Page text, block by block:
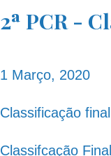
2ª PCR -
1 Março, 2020
Classificação
Classifcação